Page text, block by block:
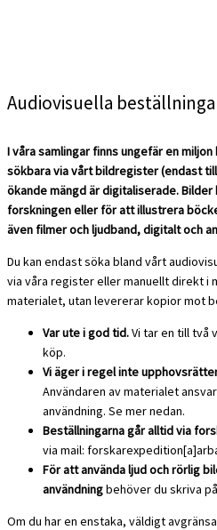
Audiovisuella
I våra samlingar finns ungefär en
sökbara via vårt bildregister (endast
ökande mängd är digitaliserade.
forskningen eller för att illustrera
även filmer och ljudband, digitalt och
Du kan endast söka bland vårt
via våra register eller manuellt direkt i
materialet, utan levererar kopior mot
Var ute i god tid.Vi tar en till två
köp.
Vi äger i regel inte
Användaren av materialet
användning. Se mer nedan.
Beställningarna går alltid via
via mail:
För att använda ljud och rörlig
användningbehöver du skriva
Om du har en enstaka, väldigt